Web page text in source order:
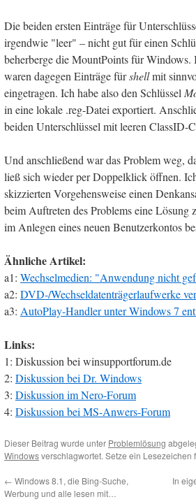
Die beiden ersten Einträge für
irgendwie "leer" – nicht gut für einen
beherberge die MountPoints für Windows.
waren dagegen Einträge fürshellmit
eingetragen. Ich habe also den Schlüssel
in eine lokale .reg-Datei exportiert.
beiden Unterschlüssel mit leeren ClassID-
Und anschließend war das Problem weg,
ließ sich wieder per Doppelklick öffnen.
skizzierten Vorgehensweise einen
beim Auftreten des Problems eine Lösung
im Anlegen eines neuen Benutzerkontos
Ähnliche Artikel:
a1: Wechselmedien: "Anwendung nicht
a2: DVD-/Wechseldatenträgerlaufwerke
a3: AutoPlay-Handler unter Windows 7
Links:
1: Diskussion bei winsupportforum.de
2: Diskussion bei Dr. Windows
3: Diskussion im Nero-Forum
4: Diskussion bei MS-Anwers-Forum
Dieser Beitrag wurde unter Problemlösung
Windowsverschlagwortet. Setze ein Lesezeichen
← Windows 8.1, die Bing-Suche,
Werbung und alle lesen mit…
In